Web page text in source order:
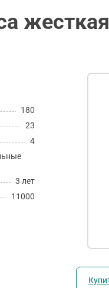
180
23
4
3 лет
11000